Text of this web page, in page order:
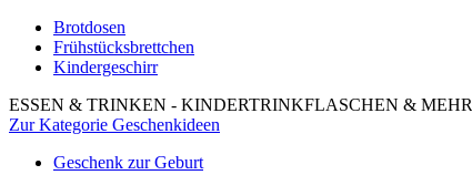
Brotdosen
Frühstücksbrettchen
Kindergeschirr
ESSEN & TRINKEN - KINDERTRINKFLASCHEN & MEHR
Zur Kategorie Geschenkideen
Geschenk zur Geburt